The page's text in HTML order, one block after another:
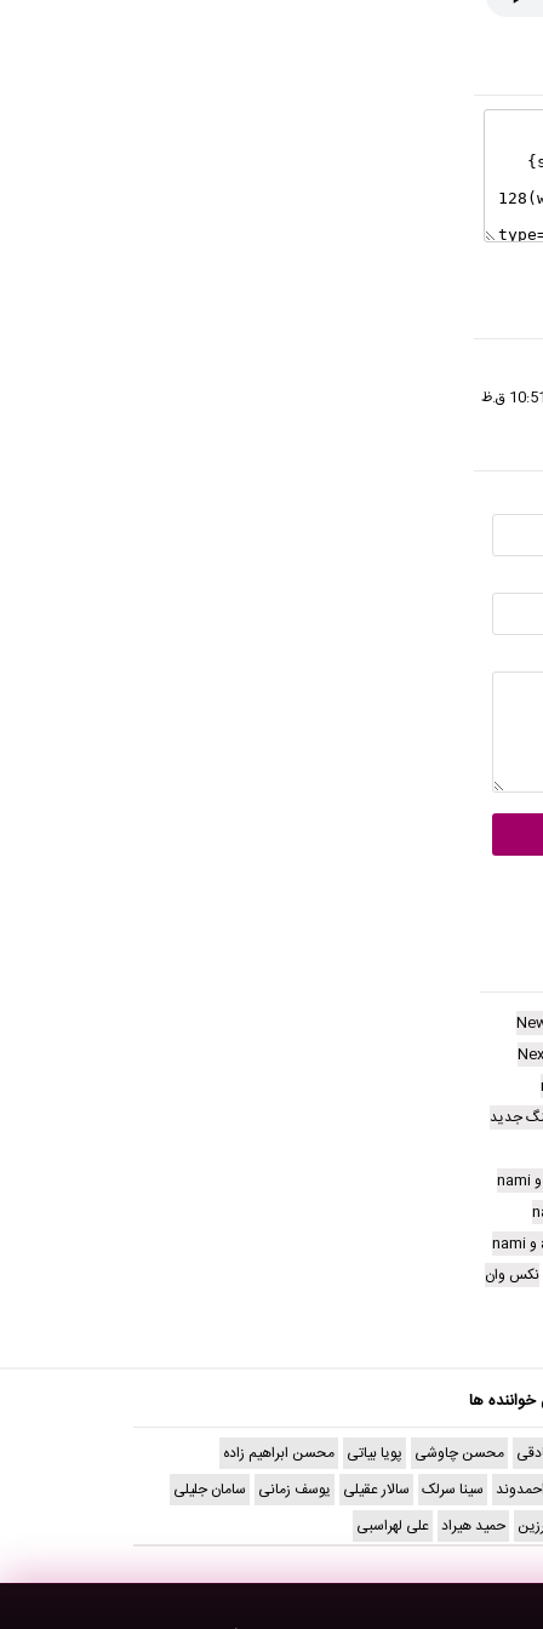
جدید
نکس وان
خواننده ها
محسن چاوشی پویا بیاتی محسن ابراهیم زاده
سینا سرلک سالار عقیلی یوسف زمانی سامان جلیلی
حمید هیراد علی لهراسبی